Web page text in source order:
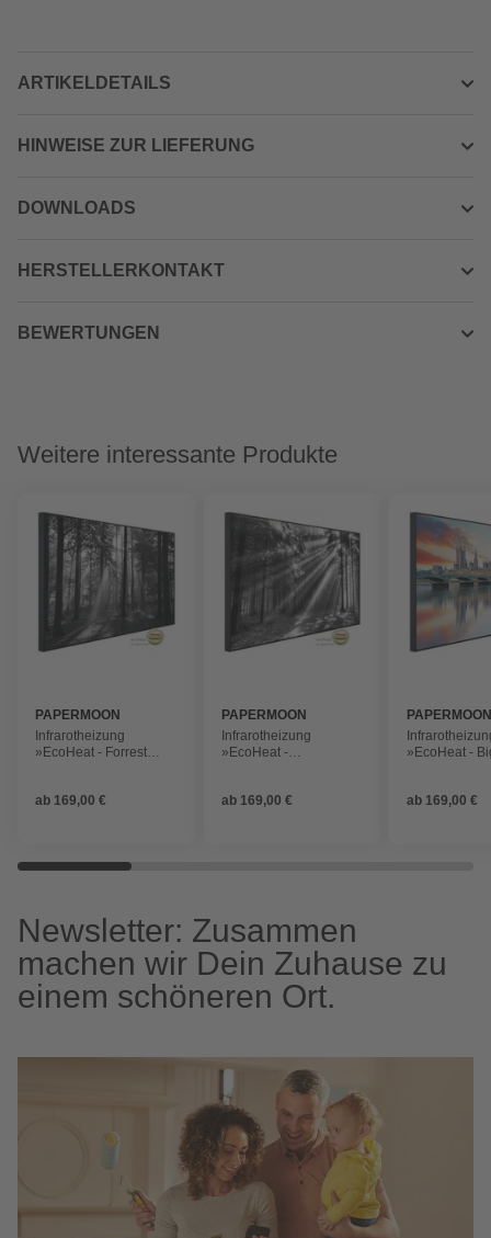
ARTIKELDETAILS
HINWEISE ZUR LIEFERUNG
DOWNLOADS
HERSTELLERKONTAKT
BEWERTUNGEN
Weitere interessante Produkte
PAPERMOON
Infrarotheizung
»EcoHeat - Forrest
Effekt
ab 169,00 €
PAPERMOON
Infrarotheizung
»EcoHeat -
ab 169,00 €
»EcoHeat -
ab 169,00 €
Newsletter: Zusammen
machen wir Dein Zuhause zu
einem schöneren Ort.